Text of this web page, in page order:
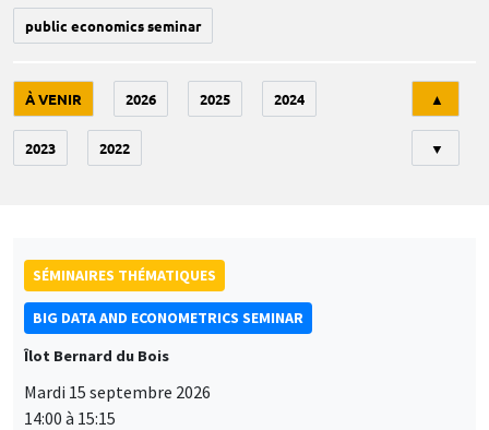
public economics seminar
À VENIR 2026 2025 2024
2023 2022
▲
▼
SÉMINAIRES THÉMATIQUES
BIG DATA AND ECONOMETRICS SEMINAR
Îlot Bernard du Bois
Mardi 15 septembre 2026
14:00 à 15:15